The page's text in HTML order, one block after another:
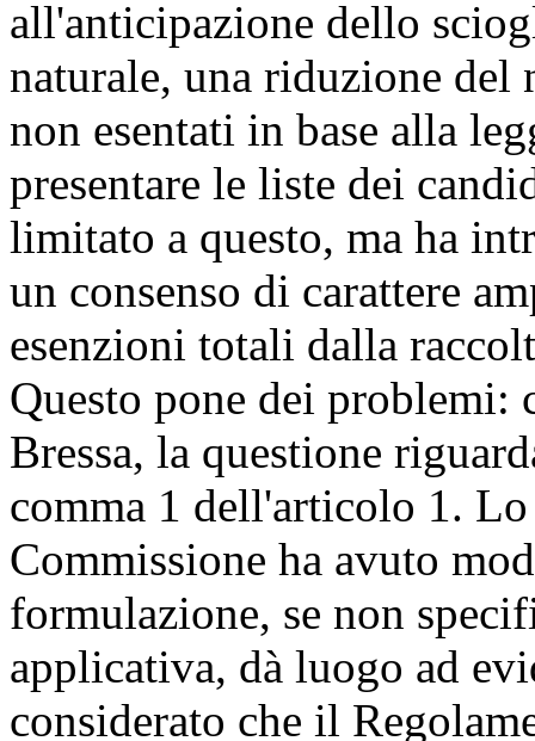
all'anticipazione dello
naturale, una riduzione
non esentati in base alla
presentare le liste dei
limitato a questo, ma ha
un consenso di carattere
esenzioni totali dalla
Questo pone dei problemi:
Bressa, la questione
comma 1 dell'articolo 1. Lo
Commissione ha avuto
formulazione, se non
applicativa, dà luogo ad
considerato che il